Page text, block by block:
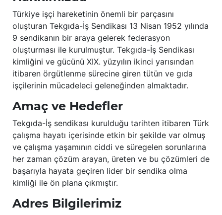
Türkiye işçi hareketinin önemli bir parçasını
oluşturan Tekgıda-İş Sendikası 13 Nisan 1952 yılında
9 sendikanın bir araya gelerek federasyon
oluşturması ile kurulmuştur. Tekgıda-İş Sendikası
kimliğini ve gücünü XIX. yüzyılın ikinci yarısından
itibaren örgütlenme sürecine giren tütün ve gıda
işçilerinin mücadeleci geleneğinden almaktadır.
Amaç ve Hedefler
Tekgıda-İş sendikası kurulduğu tarihten itibaren Türk
çalışma hayatı içerisinde etkin bir şekilde var olmuş
ve çalışma yaşamının ciddi ve süregelen sorunlarına
her zaman çözüm arayan, üreten ve bu çözümleri de
başarıyla hayata geçiren lider bir sendika olma
kimliği ile ön plana çıkmıştır.
Adres Bilgilerimiz